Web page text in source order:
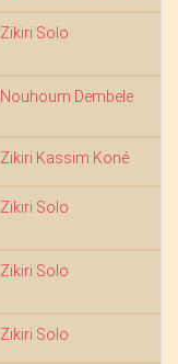
Zikiri Solo
Nouhoum Dembele
Zikiri Kassim Koné
Zikiri Solo
Zikiri Solo
Zikiri Solo